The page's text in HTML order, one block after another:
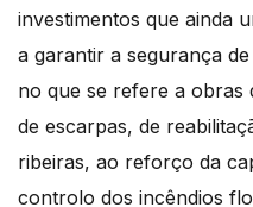
investimentos que ainda
a garantir a segurança
no que se refere a obras
de escarpas, de
ribeiras, ao reforço da
controlo dos incêndios